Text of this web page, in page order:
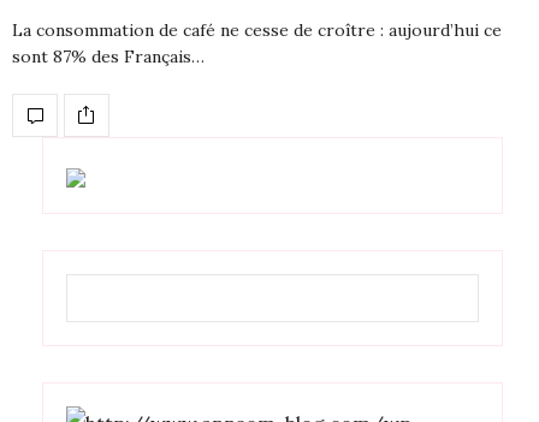
La consommation de café ne cesse de croître : aujourd’hui ce
sont 87% des Français…